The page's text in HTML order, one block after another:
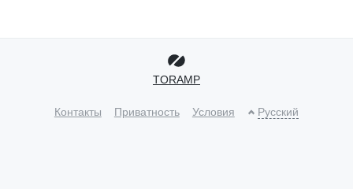
TORAMP
Контакты Приватность Условия Русский